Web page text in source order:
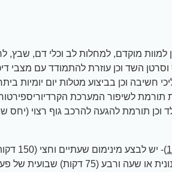
למוות מוקדם, למחלות לב וכלי דם, שבץ,
המעי הגס וסרטן השד וכן עוזרת להתמודד עם מצבי
חשיבה וכן בביצוע מטלות יום יומיות
תורמת לשיפור המערכת
וכן תורמת להגעה להרכב גוף רצוי (יחס
)- יש לבצע מינימום שעתיים
שבועיות של פעילות גופנית בעצימות בינונית או שעה ורבע (75 דקות)